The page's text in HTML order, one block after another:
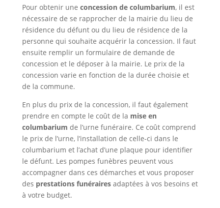
Pour obtenir une concession de columbarium, il est
nécessaire de se rapprocher de la mairie du lieu de
résidence du défunt ou du lieu de résidence de la
personne qui souhaite acquérir la concession. Il faut
ensuite remplir un formulaire de demande de
concession et le déposer à la mairie. Le prix de la
concession varie en fonction de la durée choisie et
de la commune.
En plus du prix de la concession, il faut également
prendre en compte le coût de la mise en
columbarium de l’urne funéraire. Ce coût comprend
le prix de l’urne, l’installation de celle-ci dans le
columbarium et l’achat d’une plaque pour identifier
le défunt. Les pompes funèbres peuvent vous
accompagner dans ces démarches et vous proposer
des prestations funérairesadaptées à vos besoins et
à votre budget.